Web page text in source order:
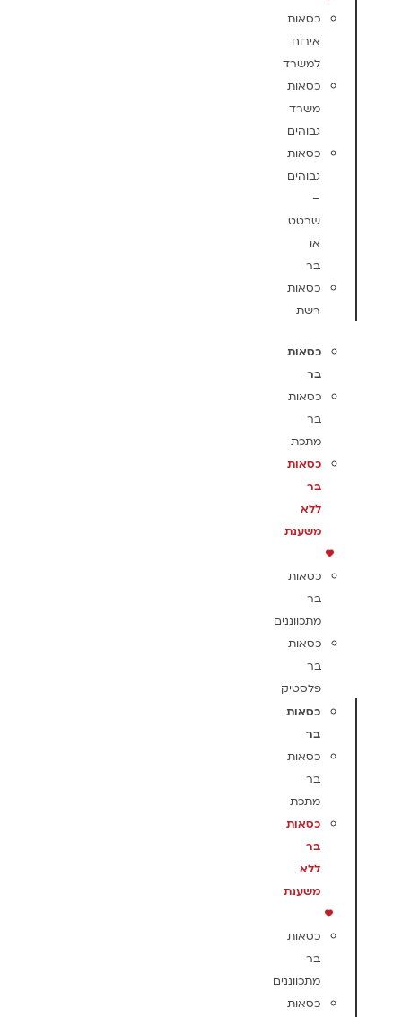
כסאות
אירוח
למשרד
כסאות
משרד
גבוהים
כסאות
גבוהים
–
שרטט
או
בר
כסאות
רשת
כסאות
בר
כסאות
בר
מתכת
כסאות
בר
ללא
משענת
כסאות
בר
מתכווננים
כסאות
בר
פלסטיק
כסאות
בר
כסאות
בר
מתכת
כסאות
בר
ללא
משענת
כסאות
בר
מתכווננים
כסאות